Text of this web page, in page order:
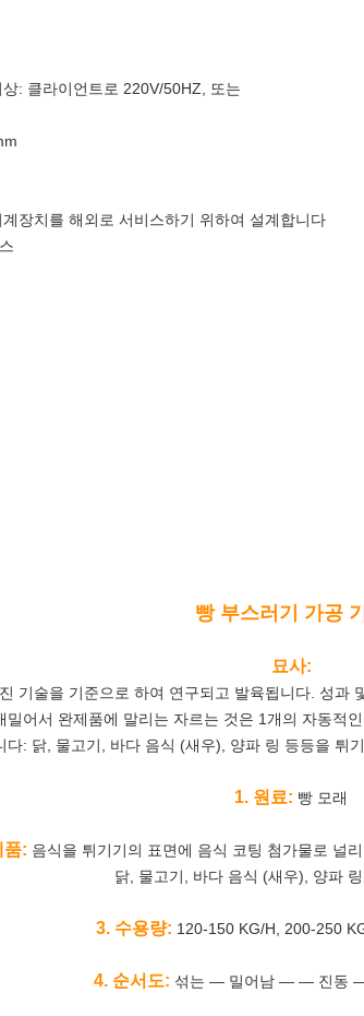
: 클라이언트로 220V/50HZ, 또는
장치를 해외로 서비스하기 위하여 설계합니다
빵 부스러기 가공
묘사:
기술을 기준으로 하여 연구되고 발육됩니다. 성과
어서 완제품에 말리는 자르는 것은 1개의 자동적
다: 닭, 물고기, 바다 음식 (새우), 양파 링 등등을 튀
1. 원료: 빵 모래
품: 음식을 튀기기의 표면에 음식 코팅 첨가물로 널
닭, 물고기, 바다 음식 (새우), 양파 링
3. 수용량: 120-150 KG/H, 200-250
4. 순서도: 섞는 — 밀어남 — — 진동